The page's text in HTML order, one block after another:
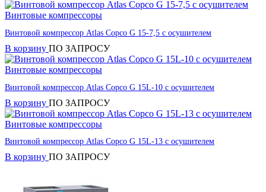
Винтовые компрессоры
Винтовой компрессор Atlas Copco G 15-7,5 с осушителем
В корзину ПО ЗАПРОСУ
Винтовые компрессоры
Винтовой компрессор Atlas Copco G 15L-10 с осушителем
В корзину ПО ЗАПРОСУ
Винтовые компрессоры
Винтовой компрессор Atlas Copco G 15L-13 с осушителем
В корзину ПО ЗАПРОСУ